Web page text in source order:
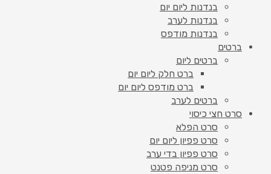
בנדנות ליום יום
בנדנות לערב
בנדנות מודפס
ברטים
ברטים ליום
ברט חלק ליום יום
ברט מודפס ליום יום
ברטים לערב
סרט חצי כיסוי
סרט הפלא
סרט פפיון ליום יום
סרט פפיון בדי ערב
סרט מניפה פטנט